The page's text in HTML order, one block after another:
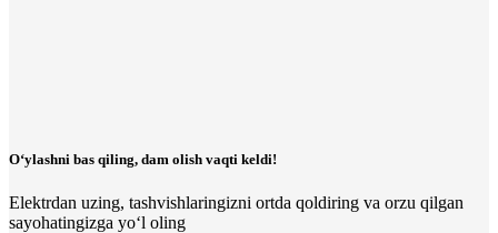
O‘ylashni bas qiling, dam olish vaqti keldi!
Elektrdan uzing, tashvishlaringizni ortda qoldiring va orzu qilgan
sayohatingizga yo‘l oling